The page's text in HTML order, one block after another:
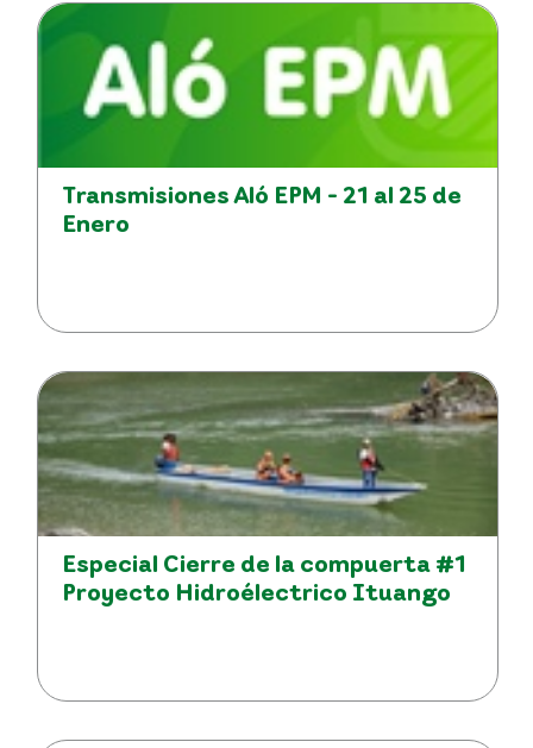
Transmisiones Aló EPM - 21 al 25 de
Enero
Especial Cierre de la compuerta #1
Proyecto Hidroélectrico Ituango